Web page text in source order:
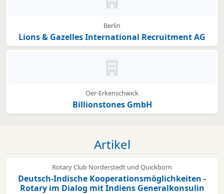
Kein Bild oder Logo hinterlegt
Berlin
Lions & Gazelles International Recruitment AG
Kein Bild oder Logo hinterlegt
Oer-Erkenschwick
Billionstones GmbH
Artikel
Rotary Club Norderstedt und Quickborn
Deutsch-Indische Kooperationsmöglichkeiten -
Rotary im Dialog mit Indiens Generalkonsulin